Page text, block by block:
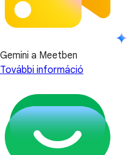
Gemini a Meetben
További információ